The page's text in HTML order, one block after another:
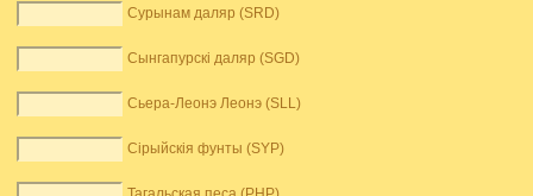
Сурынам даляр (SRD)
Сынгапурскі даляр (SGD)
Сьера-Леонэ Леонэ (SLL)
Сірыйскія фунты (SYP)